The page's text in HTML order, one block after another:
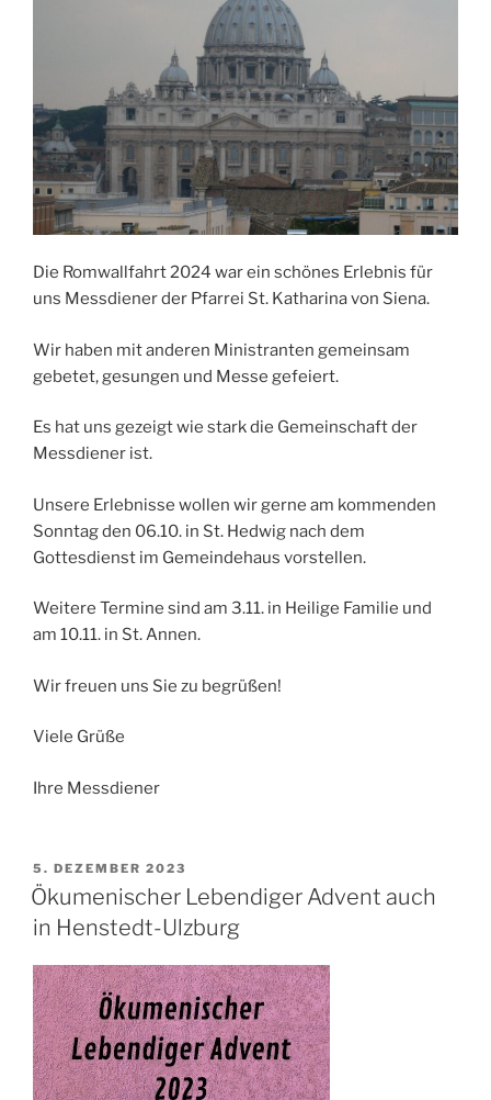
Die Romwallfahrt 2024 war ein schönes Erlebnis für
uns Messdiener der Pfarrei St. Katharina von Siena.
Wir haben mit anderen Ministranten gemeinsam
gebetet, gesungen und Messe gefeiert.
Es hat uns gezeigt wie stark die Gemeinschaft der
Messdiener ist.
Unsere Erlebnisse wollen wir gerne am kommenden
Sonntag den 06.10. in St. Hedwig nach dem
Gottesdienst im Gemeindehaus vorstellen.
Weitere Termine sind am 3.11. in Heilige Familie und
am 10.11. in St. Annen.
Wir freuen uns Sie zu begrüßen!
Viele Grüße
Ihre Messdiener
VERÖFFENTLICHT
AM
5. DEZEMBER 2023
Ökumenischer Lebendiger Advent auch
in Henstedt-Ulzburg